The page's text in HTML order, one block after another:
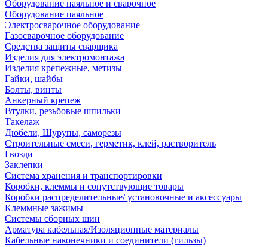
Оборудование паяльное и сварочное
Оборудование паяльное
Электросварочное оборудование
Газосварочное оборудование
Средства защиты сварщика
Изделия для электромонтажа
Изделия крепежные, метизы
Гайки, шайбы
Болты, винты
Анкерный крепеж
Втулки, резьбовые шпильки
Такелаж
Дюбели, Шурупы, саморезы
Строительные смеси, герметик, клей, растворитель
Гвозди
Заклепки
Система хранения и транспортировки
Коробки, клеммы и сопутствующие товары
Коробки распределительные/ установочные и аксессуары
Клеммные зажимы
Системы сборных шин
Арматура кабельная/Изоляционные материалы
Кабельные наконечники и соединители (гильзы)